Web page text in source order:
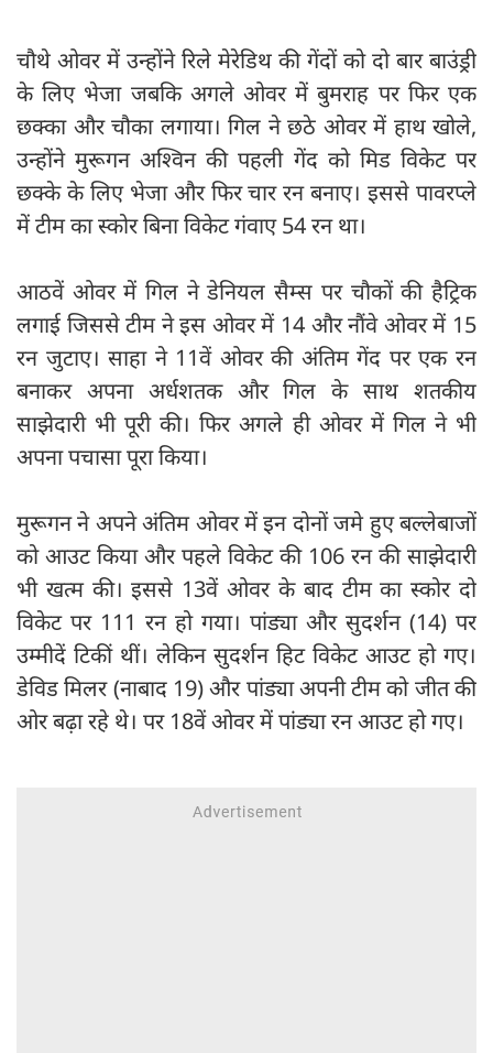
चौथे ओवर में उन्होंने रिले मेरेडिथ की गेंदों को दो बार बाउंड्री
के लिए भेजा जबकि अगले ओवर में बुमराह पर फिर एक
छक्का और चौका लगाया। गिल ने छठे ओवर में हाथ खोले,
उन्होंने मुरूगन अश्विन की पहली गेंद को मिड विकेट पर
छक्के के लिए भेजा और फिर चार रन बनाए। इससे पावरप्ले
में टीम का स्कोर बिना विकेट गंवाए 54 रन था।
आठवें ओवर में गिल ने डेनियल सैम्स पर चौकों की हैट्रिक
लगाई जिससे टीम ने इस ओवर में 14 और नौंवे ओवर में 15
रन जुटाए। साहा ने 11वें ओवर की अंतिम गेंद पर एक रन
बनाकर अपना अर्धशतक और गिल के साथ शतकीय
साझेदारी भी पूरी की। फिर अगले ही ओवर में गिल ने भी
अपना पचासा पूरा किया।
मुरूगन ने अपने अंतिम ओवर में इन दोनों जमे हुए बल्लेबाजों
को आउट किया और पहले विकेट की 106 रन की साझेदारी
भी खत्म की। इससे 13वें ओवर के बाद टीम का स्कोर दो
विकेट पर 111 रन हो गया। पांड्या और सुदर्शन (14) पर
उम्मीदें टिकीं थीं। लेकिन सुदर्शन हिट विकेट आउट हो गए।
डेविड मिलर (नाबाद 19) और पांड्या अपनी टीम को जीत की
ओर बढ़ा रहे थे। पर 18वें ओवर में पांड्या रन आउट हो गए।